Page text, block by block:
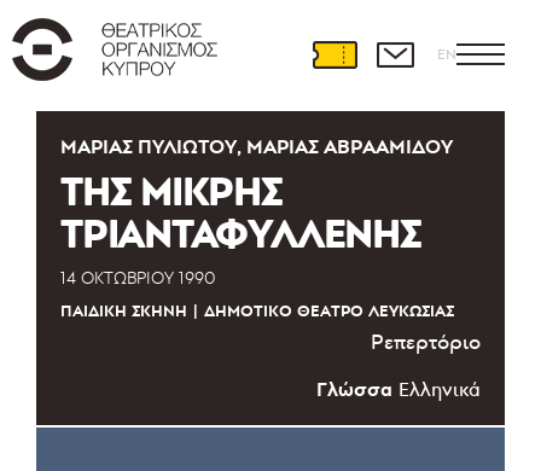
EN
ΜΑΡΊΑΣ ΠΥΛΙΏΤΟΥ, ΜΑΡΊΑΣ ΑΒΡΑΑΜΊΔΟΥ
ΤΗΣ ΜΙΚΡΗΣ
ΤΡΙΑΝΤΑΦΥΛΛΕΝΗΣ
14 ΟΚΤΩΒΡΊΟΥ 1990
ΠΑΙΔΙΚΉ ΣΚΗΝΉ ΔΗΜΟΤΙΚΌ ΘΈΑΤΡΟ ΛΕΥΚΩΣΊΑΣ
Ρεπερτόριο
Γλώσσα Ελληνικά